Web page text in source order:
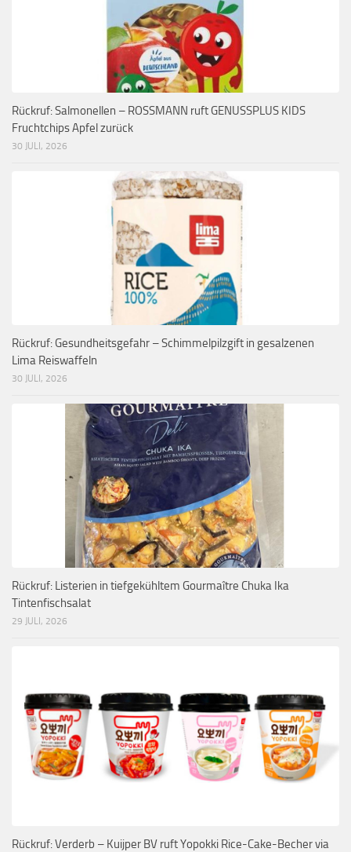
Rückruf: Salmonellen – ROSSMANN ruft GENUSSPLUS KIDS
Fruchtchips Apfel zurück
30 JULI, 2026
Rückruf: Gesundheitsgefahr – Schimmelpilzgift in gesalzenen
Lima Reiswaffeln
30 JULI, 2026
Rückruf: Listerien in tiefgekühltem Gourmaître Chuka Ika
Tintenfischsalat
29 JULI, 2026
Rückruf: Verderb – Kuijper BV ruft Yopokki Rice-Cake-Becher via